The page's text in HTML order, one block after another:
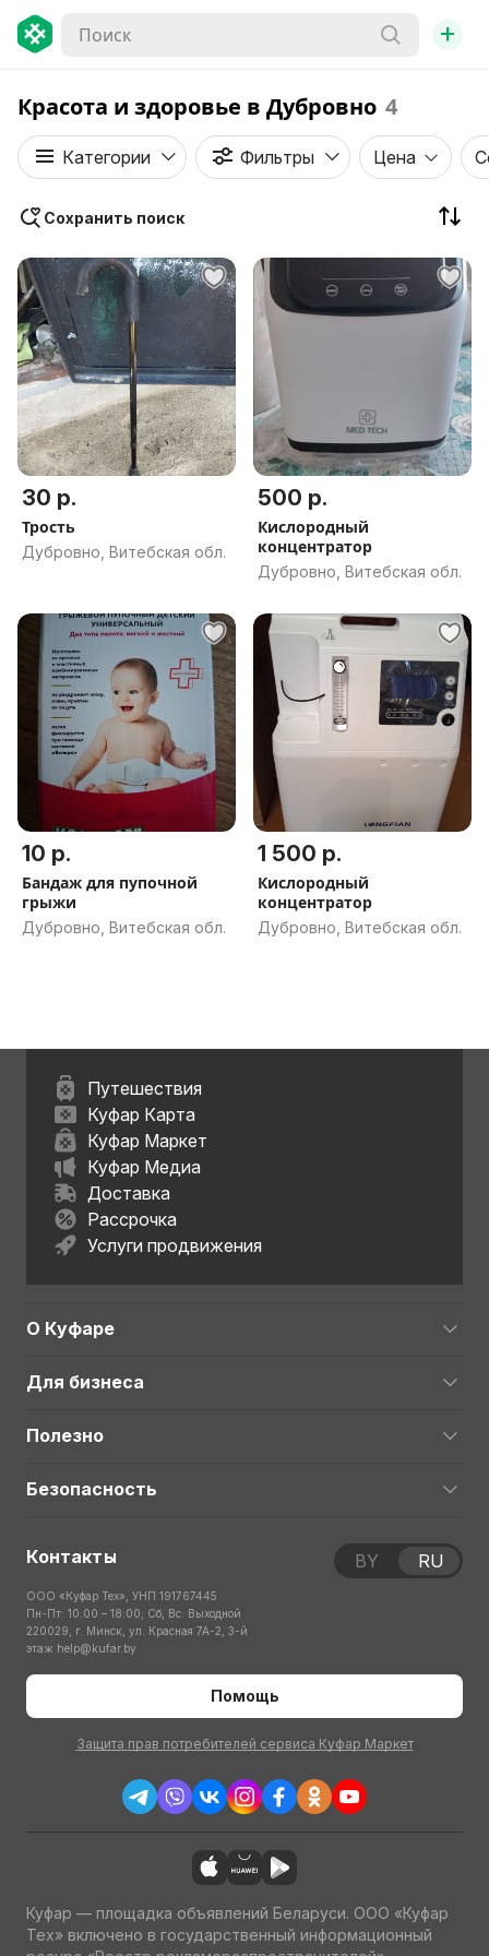
+
Красота и здоровье в Дубровно 4
Категории Фильтры Цена
Сохранить поиск
30 р.
Трость
Дубровно, Витебская обл.
500 р.
Кислородный
концентратор
Дубровно, Витебская обл.
10 р.
Бандаж для пупочной
грыжи
Дубровно, Витебская обл.
1 500 р.
Кислородный
концентратор
Дубровно, Витебская обл.
Путешествия
Куфар Карта
Куфар Маркет
Куфар Медиа
Доставка
Рассрочка
Услуги продвижения
О Куфаре
Для бизнеса
Полезно
Безопасность
Контакты
ООО «Куфар Тех», УНП 191767445
Пн-Пт: 10:00 – 18:00; Сб, Вс: Выходной
220029, г. Минск, ул. Красная 7А-2, 3-й
этаж help@kufar.by
Помощь
Защита прав потребителей сервиса Куфар Маркет
BY RU
Куфар — площадка объявлений Беларуси. ООО «Куфар
Тех» включено в государственный информационный